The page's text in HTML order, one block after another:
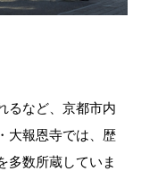
るなど、京都市内
大報恩寺では、歴
多数所蔵していま